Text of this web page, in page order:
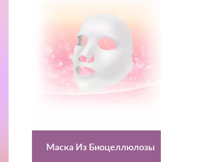
Маска Из Биоцеллюлозы